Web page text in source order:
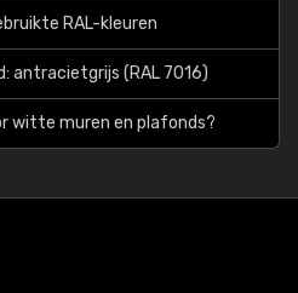
RAL-kleuren
antracietgrijs (RAL 7016)
witte muren en plafonds?